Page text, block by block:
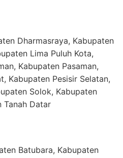
Dharmasraya, Kabupaten
Lima Puluh Kota,
Kabupaten Pasaman,
Kabupaten Pesisir Selatan,
Solok, Kabupaten
Tanah Datar
Batubara, Kabupaten